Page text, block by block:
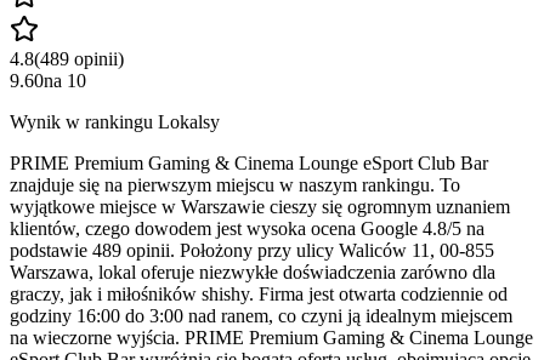
4.8(489 opinii)
9.60na 10
Wynik w rankingu Lokalsy
PRIME Premium Gaming & Cinema Lounge eSport Club Bar
znajduje się na pierwszym miejscu w naszym rankingu. To
wyjątkowe miejsce w Warszawie cieszy się ogromnym uznaniem
klientów, czego dowodem jest wysoka ocena Google 4.8/5 na
podstawie 489 opinii. Położony przy ulicy Waliców 11, 00-855
Warszawa, lokal oferuje niezwykłe doświadczenia zarówno dla
graczy, jak i miłośników shishy. Firma jest otwarta codziennie od
godziny 16:00 do 3:00 nad ranem, co czyni ją idealnym miejscem
na wieczorne wyjścia. PRIME Premium Gaming & Cinema Lounge